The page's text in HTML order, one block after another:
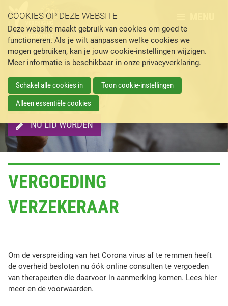
NU LID WORDEN
VERGOEDING
VERZEKERAAR
Om de verspreiding van het Corona virus af te remmen heeft
de overheid besloten nu óók online consulten te vergoeden
van therapeuten die daarvoor in aanmerking komen. Lees hier
meer en de voorwaarden.
COOKIES OP DEZE WEBSITE
Deze website maakt gebruik van cookies om goed te
functioneren. Als je wilt aanpassen welke cookies we
mogen gebruiken, kan je jouw cookie-instellingen wijzigen.
Meer informatie is beschikbaar in onze privacyverklaring.
Schakel alle cookies in
Toon cookie-instellingen
Alleen essentiële cookies